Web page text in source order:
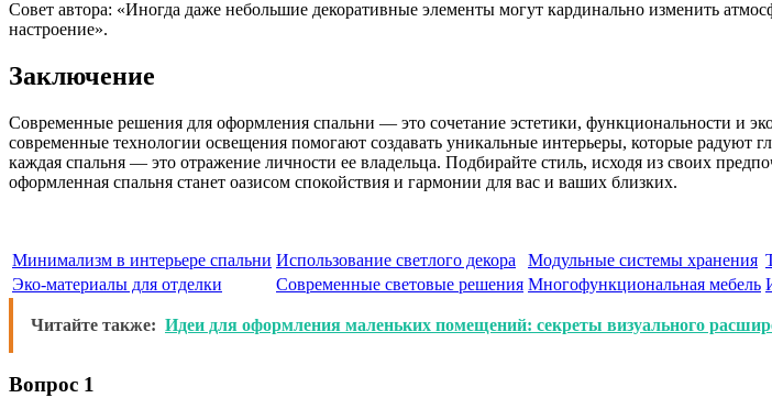
Совет автора: «Иногда даже небольшие декоративные элементы могут кардинально изменить
настроение».
Заключение
Современные решения для оформления спальни — это сочетание эстетики, функциональности и
современные технологии освещения помогают создавать уникальные интерьеры, которые радуют
каждая спальня — это отражение личности ее владельца. Подбирайте стиль, исходя из своих
оформленная спальня станет оазисом спокойствия и гармонии для вас и ваших близких.
Минимализм в интерьере спальни Использование светлого декора Модульные системы хранения
Эко-материалы для отделки
Современные световые решения Многофункциональная мебель
Читайте также: Идеи для оформления маленьких помещений: секреты визуального
Вопрос 1